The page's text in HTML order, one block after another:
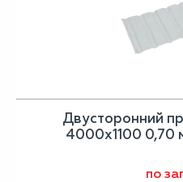
Двусторонний
4000х1100 0,70
по